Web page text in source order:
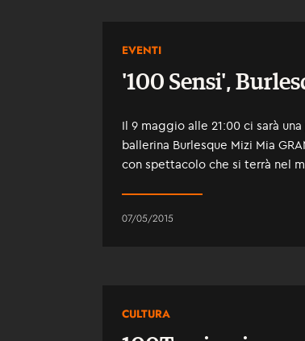
EVENTI
'100 Sensi',
Il 9 maggio alle 21:00 ci sarà
ballerina Burlesque Mizi Mia
con spettacolo che si terrà nel
07/05/2015
CULTURA